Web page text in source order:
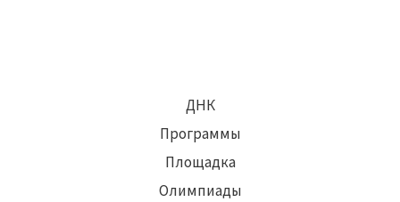
ДНК
Программы
Площадка
Олимпиады